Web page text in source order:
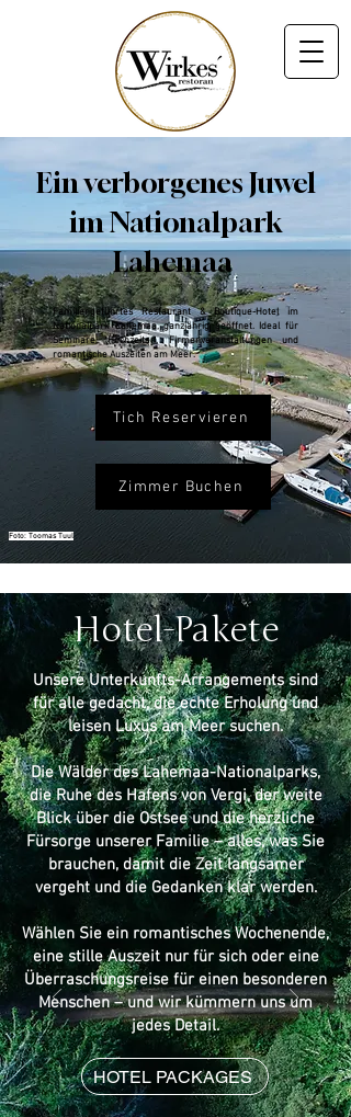
Ein verborgenes Juwel
im Nationalpark
Lahemaa
Familiengeführtes Restaurant & Boutique-Hotel im
Nationalpark Lahemaa, ganzjährig geöffnet. Ideal für
Seminare, Hochzeiten, Firmenveranstaltungen und
romantische Auszeiten am Meer.
Tich Reservieren
Zimmer Buchen
Foto: Toomas Tuul
Hotel-Pakete
Unsere Unterkunfts-Arrangements sind
für alle gedacht, die echte Erholung und
leisen Luxus am Meer suchen.
Die Wälder des Lahemaa-Nationalparks,
die Ruhe des Hafens von Vergi, der weite
Blick über die Ostsee und die herzliche
Fürsorge unserer Familie – alles, was Sie
brauchen, damit die Zeit langsamer
vergeht und die Gedanken klar werden.
Wählen Sie ein romantisches Wochenende,
eine stille Auszeit nur für sich oder eine
Überraschungsreise für einen besonderen
Menschen – und wir kümmern uns um
jedes Detail.
HOTEL PACKAGES